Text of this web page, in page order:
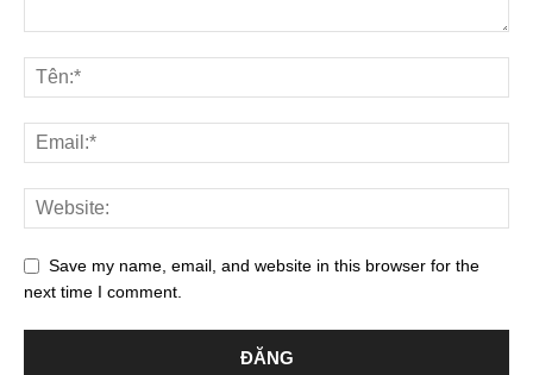
Save my name, email, and website in this browser for the
next time I comment.